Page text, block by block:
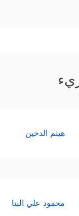
هيثم الدخين
محمود علي البنا